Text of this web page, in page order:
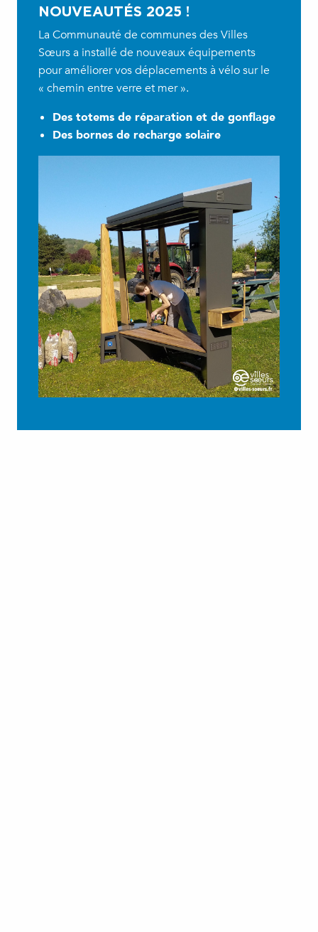
NOUVEAUTÉS 2025 !
La Communauté de communes des Villes
Sœurs a installé de nouveaux équipements
pour améliorer vos déplacements à vélo sur le
« chemin entre verre et mer ».
Des totems de réparation et de gonflage
Des bornes de recharge solaire